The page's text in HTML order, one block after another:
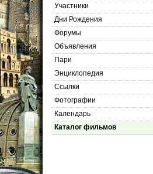
Участники
Дни Рождения
Форумы
Объявления
Пари
Энциклопедия
Cсылки
Фотографии
Календарь
Каталог фильмов